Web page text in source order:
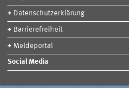
Datenschutzerklärung
Barrierefreiheit
Meldeportal
Social Media